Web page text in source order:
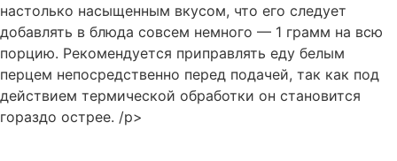
настолько насыщенным вкусом, что его следует
добавлять в блюда совсем немного — 1 грамм на всю
порцию. Рекомендуется приправлять еду белым
перцем непосредственно перед подачей, так как под
действием термической обработки он становится
гораздо острее. /p>